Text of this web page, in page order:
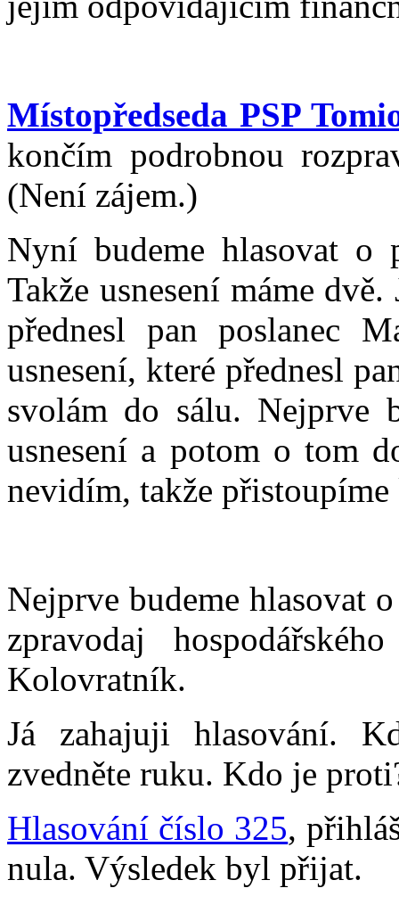
Místopředseda PSP
končím podrobnou
(Není zájem.)
Nyní budeme hlasovat o
Takže usnesení máme
přednesl pan poslanec
usnesení, které přednesl
svolám do sálu. Nejprve
usnesení a potom o tom
nevidím, takže
Nejprve budeme hlasovat
zpravodaj
Kolovratník.
Já zahajuji hlasování.
zvedněte ruku. Kdo je
Hlasování číslo 325,
nula. Výsledek byl přijat.